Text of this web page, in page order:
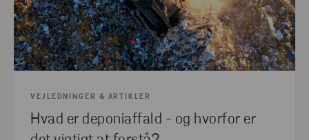
VEJLEDNINGER & ARTIKLER
Hvad er deponiaffald - og hvorfor er